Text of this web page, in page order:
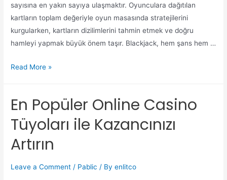
sayısına en yakın sayıya ulaşmaktır. Oyunculara dağıtılan
kartların toplam değeriyle oyun masasında stratejilerini
kurgularken, kartların dizilimlerini tahmin etmek ve doğru
hamleyi yapmak büyük önem taşır. Blackjack, hem şans hem …
Read More »
En Popüler Online Casino
Tüyoları ile Kazancınızı
Artırın
Leave a Comment / Pablic / Byenlitco